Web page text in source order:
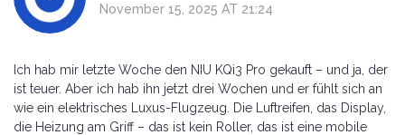
November 15, 2025 AT 21:24
Ich hab mir letzte Woche den NIU KQi3 Pro gekauft – und ja, der
ist teuer. Aber ich hab ihn jetzt drei Wochen und er fühlt sich an
wie ein elektrisches Luxus-Flugzeug. Die Luftreifen, das Display,
die Heizung am Griff – das ist kein Roller, das ist eine mobile